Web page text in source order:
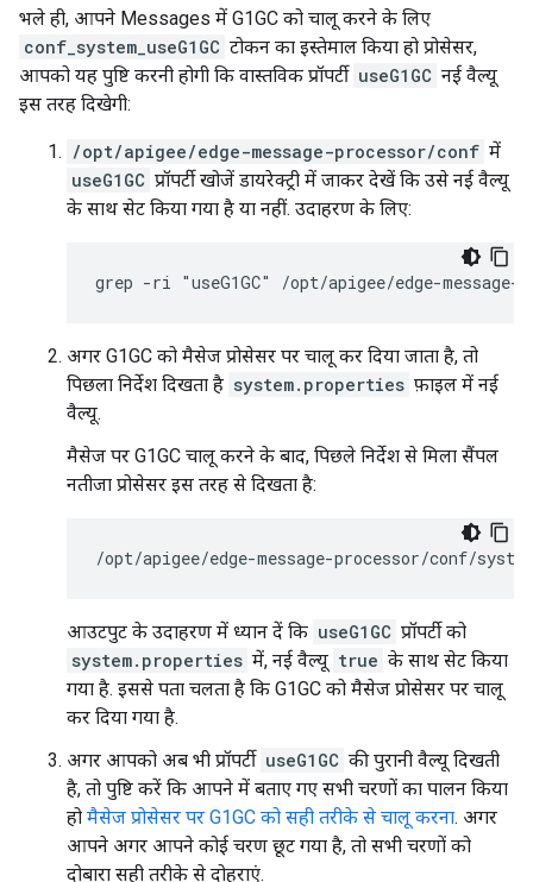
भले ही, आपने Messages में G1GC को चालू करने के लिए
conf_system_useG1GC टोकन का इस्तेमाल किया हो प्रोसेसर,
आपको यह पुष्टि करनी होगी कि वास्तविक प्रॉपर्टी useG1GC नई वैल्यू
इस तरह दिखेगी:
/opt/apigee/edge-message-processor/conf में
useG1GC प्रॉपर्टी खोजें डायरेक्ट्री में जाकर देखें कि उसे नई वैल्यू
के साथ सेट किया गया है या नहीं. उदाहरण के लिए:
grep -ri "useG1GC" /opt/apigee/edge-message-
अगर G1GC को मैसेज प्रोसेसर पर चालू कर दिया जाता है, तो
पिछला निर्देश दिखता है system.properties फ़ाइल में नई
वैल्यू.
मैसेज पर G1GC चालू करने के बाद, पिछले निर्देश से मिला सैंपल
नतीजा प्रोसेसर इस तरह से दिखता है:
/opt/apigee/edge-message-processor/conf/
आउटपुट के उदाहरण में ध्यान दें कि useG1GC प्रॉपर्टी को
system.properties में, नई वैल्यू true के साथ सेट किया
गया है. इससे पता चलता है कि G1GC को मैसेज प्रोसेसर पर चालू
कर दिया गया है.
अगर आपको अब भी प्रॉपर्टी useG1GC की पुरानी वैल्यू दिखती
है, तो पुष्टि करें कि आपने में बताए गए सभी चरणों का पालन किया
हो मैसेज प्रोसेसर पर G1GC को सही तरीके से चालू करना. अगर
आपने अगर आपने कोई चरण छूट गया है, तो सभी चरणों को
दोबारा सही तरीके से दोहराएं.